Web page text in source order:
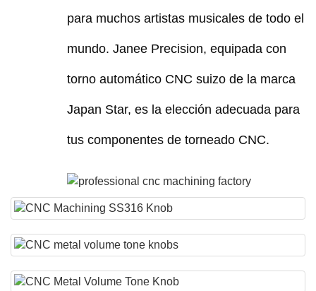
para muchos artistas musicales de todo el
mundo. Janee Precision, equipada con
torno automático CNC suizo de la marca
Japan Star, es la elección adecuada para
tus componentes de torneado CNC.